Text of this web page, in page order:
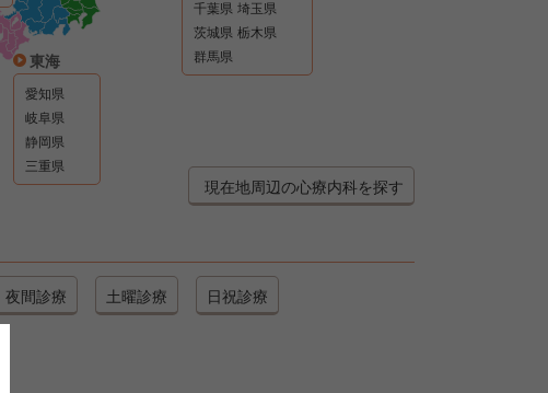
千葉県 埼玉県
茨城県 栃木県
群馬県
東海
愛知県
岐阜県
静岡県
三重県
現在地周辺の心療内科を探す
夜間診療 土曜診療 日祝診療